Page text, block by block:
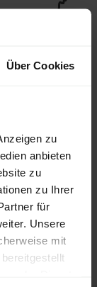
Über Cookies
zu
anbieten
zu
zu Ihrer
für
Unsere
mit
Mai
in Deutschland
-Seite